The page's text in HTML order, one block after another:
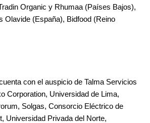
Organic y Rhumaa (Países Bajos),
Olavide (España), Bidfood (Reino
con el auspicio de Talma Servicios
Corporation, Universidad de Lima,
Solgas, Consorcio Eléctrico de
Universidad Privada del Norte,